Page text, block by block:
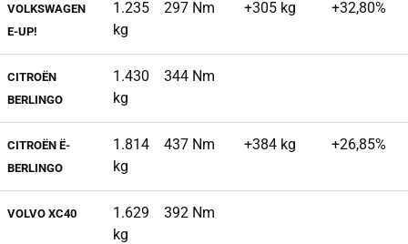
VOLKSWAGEN
E-UP!
1.235
kg
297 Nm +305 kg +32,80%
CITROËN
BERLINGO
1.430
kg
344 Nm
CITROËN Ë-
BERLINGO
1.814
kg
437 Nm +384 kg +26,85%
VOLVO XC40
1.629
kg
392 Nm